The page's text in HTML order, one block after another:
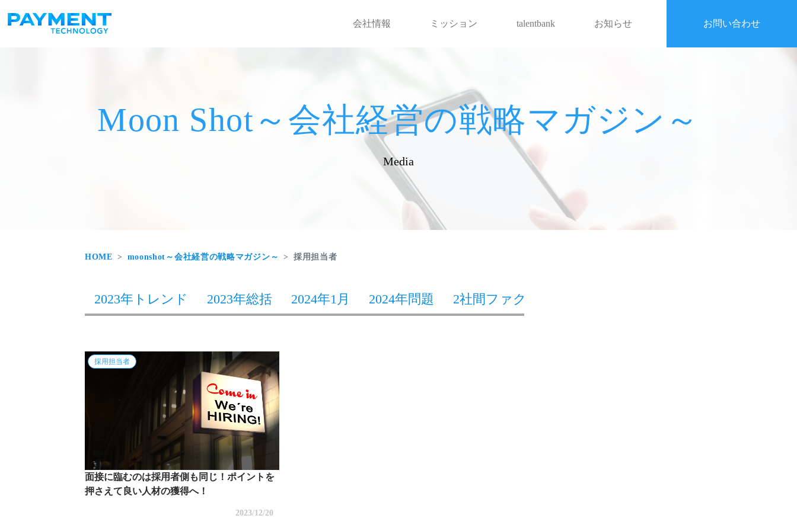
コンテンツへスキップ
メインナビゲーション 会社情報 ミッション talentbank お知らせ お問い合わせ
Moon Shot～会社経営の戦略マガジン～
Media
HOME moonshot～会社経営の戦略マガジン～ 採用担当者
2023年トレンド 2023年総括 2024年1月 2024年問題 2社間ファクタリング
採用担当者
面接に臨むのは採用者側も同じ！ポイントを
押さえて良い人材の獲得へ！
2023/12/20